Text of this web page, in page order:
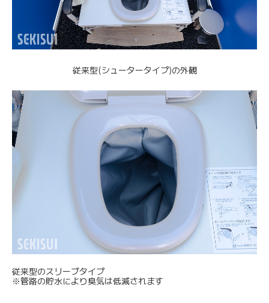
従来型(シュータータイプ)の外観
従来型のスリーブタイプ
※管路の貯水により臭気は低減されます